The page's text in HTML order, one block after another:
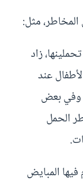
مثل:
زاد
عند
وفي بعض
الحمل
المبايض